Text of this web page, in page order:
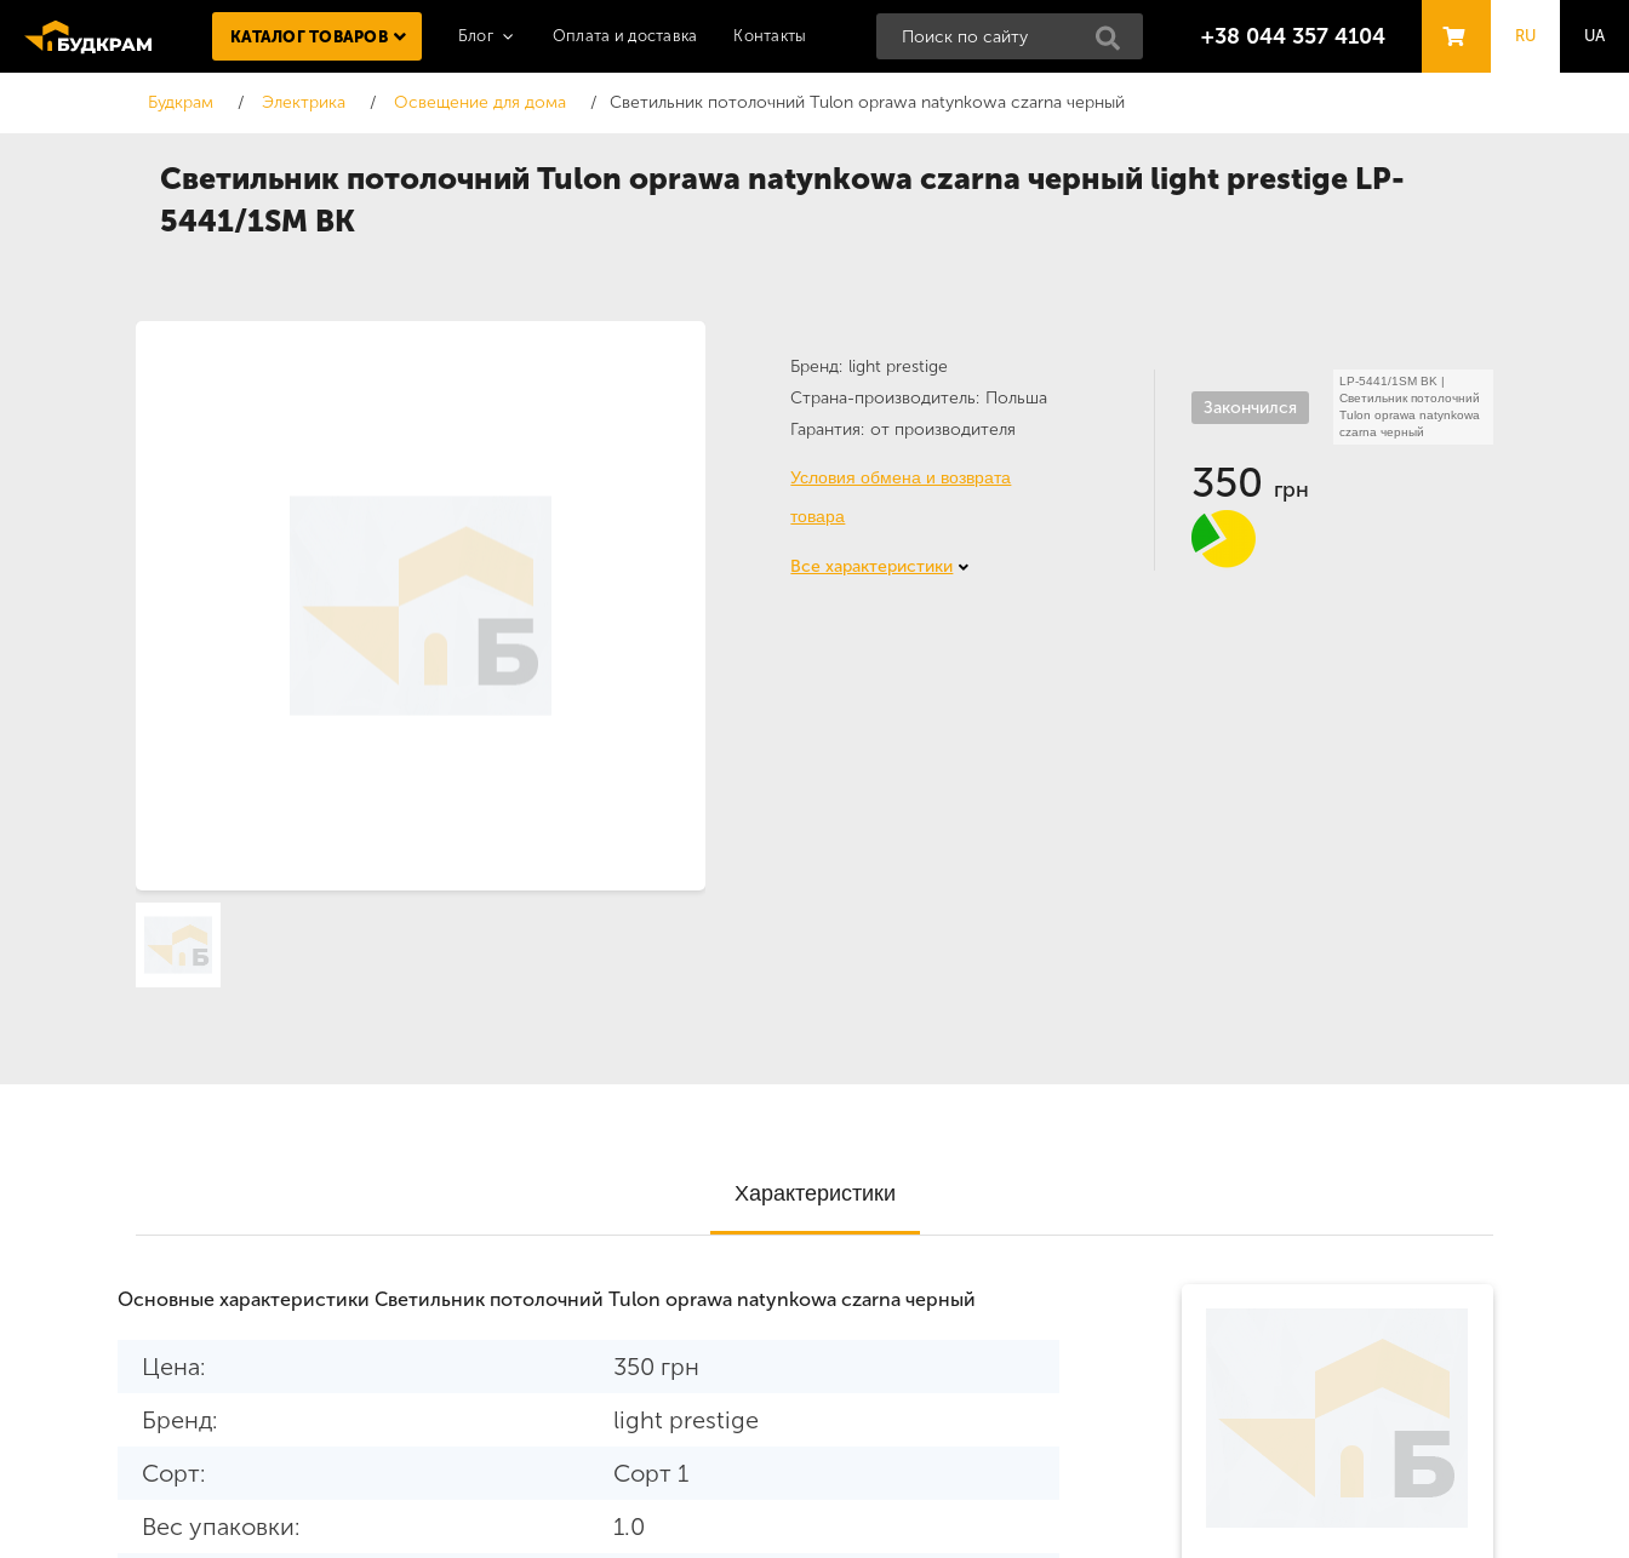
КАТАЛОГ ТОВАРОВ Блог Оплата и доставка Контакты +38 044 357 4104 RU UA
Будкрам Электрика Освещение для дома Светильник потолочний Tulon oprawa natynkowa czarna черный
Светильник потолочний Tulon oprawa natynkowa czarna черный light prestige LP-
5441/1SM BK
Бренд light prestige
Страна-производитель Польша
Гарантия от производителя
Условия обмена и возврата
товара
Все характеристики
Закончился
LP-5441/1SM BK |
Светильник потолочний
Tulon oprawa natynkowa
czarna черный
350 грн
Характеристики
Основные характеристики Светильник потолочний Tulon oprawa natynkowa czarna черный
Цена: 350 грн
Бренд:
light prestige
Сорт:
Сорт 1
Вес упаковки:
1.0